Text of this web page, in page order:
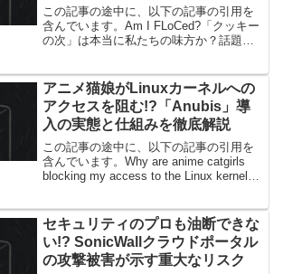
この記事の途中に、以下の記事の引用を
含んでいます。Am I FLoCed?「クッキー
の次」は本当に私たちの味方か？話題の
たことが...
アニメ猫娘がLinuxカーネルへの
アクセスを阻む!?「Anubis」導
入の実態と仕組みを徹底解説
この記事の途中に、以下の記事の引用を
含んでいます。Why are anime catgirls
blocking my access to the Linux kernel?
セキュリティのプロも油断できな
い!? SonicWallクラウドポータル
の攻撃被害が示す重大なリスク